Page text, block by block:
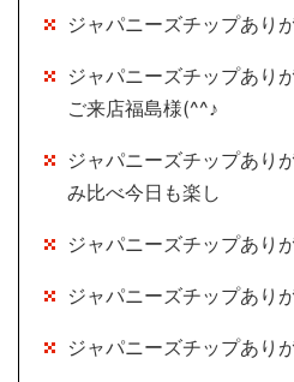
ジャパニーズチップあり
ジャパニーズチップあり
ご来店福島様(^^♪
ジャパニーズチップあり
み比べ今日も楽し
ジャパニーズチップあり
ジャパニーズチップあり
ジャパニーズチップあり